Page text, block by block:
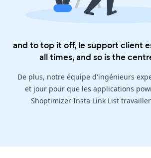
and to top it off, le support client
all times, and so is the
De plus, notre équipe d'ingénieurs
et jour pour que les applications
Shoptimizer Insta Link List